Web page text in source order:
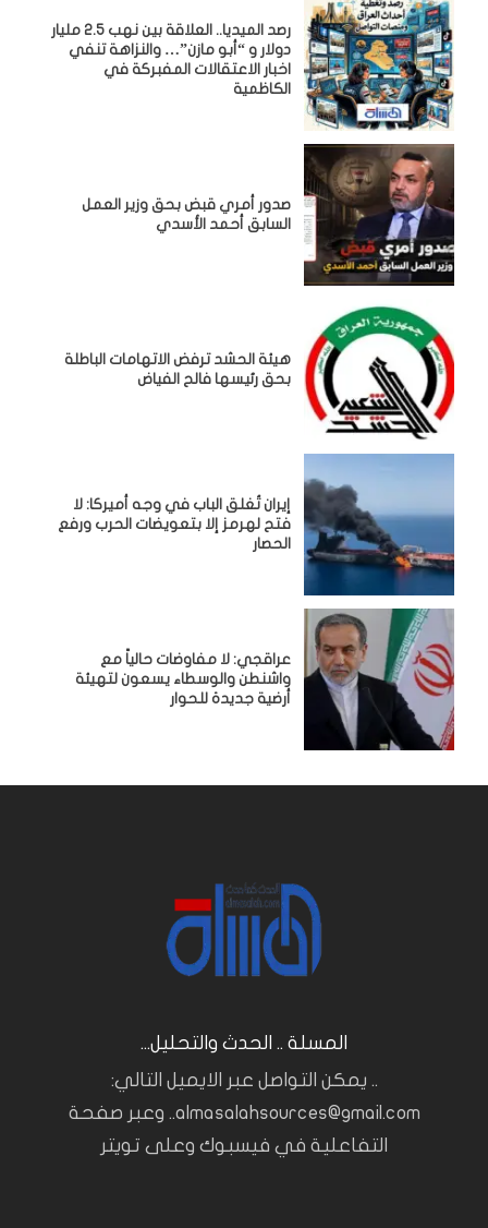
رصد الميديا.. العلاقة بين نهب 2.5 مليار
دولار و “أبو مازن”… والنزاهة تنفي
اخبار الاعتقالات المفبركة في
الكاظمية
صدور أمري قبض بحق وزير العمل
السابق أحمد الأسدي
هيئة الحشد ترفض الاتهامات الباطلة
بحق رئيسها فالح الفياض
إيران تُغلق الباب في وجه أميركا: لا
فتح لهرمز إلا بتعويضات الحرب ورفع
الحصار
عراقجي: لا مفاوضات حالياً مع
واشنطن والوسطاء يسعون لتهيئة
أرضية جديدة للحوار
المسلة .. الحدث والتحليل...
.. يمكن التواصل عبر الايميل التالي:
almasalahsources@gmail.com.. وعبر صفحة
التفاعلية في فيسبوك وعلى تويتر